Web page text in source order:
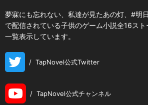
夢寐にも忘れない、私達が見たあの灯、#明
で配信されている子供のゲーム小説全16ス
一覧表示しています。
/ TapNovel公式Twitter
/ TapNovel公式チャンネル